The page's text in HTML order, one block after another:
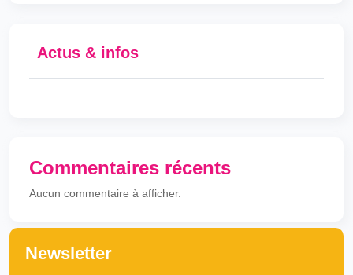
Actus & infos
Commentaires récents
Aucun commentaire à afficher.
Newsletter